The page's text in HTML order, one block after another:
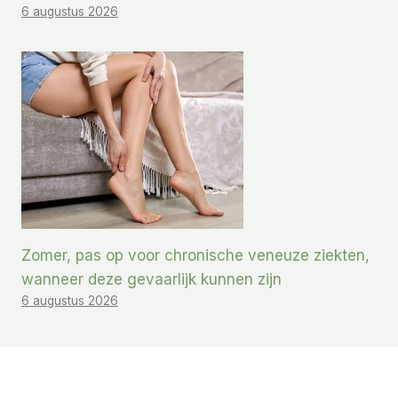
6 augustus 2026
Zomer, pas op voor chronische veneuze ziekten,
wanneer deze gevaarlijk kunnen zijn
6 augustus 2026